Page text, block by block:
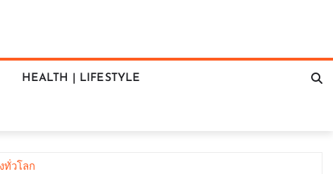
HEALTH | LIFESTYLE
ทั่วโลก